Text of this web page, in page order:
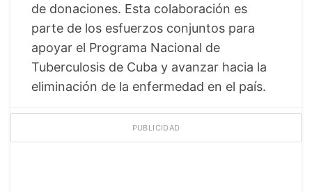
de donaciones. Esta colaboración es
parte de los esfuerzos conjuntos para
apoyar el Programa Nacional de
Tuberculosis de Cuba y avanzar hacia la
eliminación de la enfermedad en el país.
PUBLICIDAD